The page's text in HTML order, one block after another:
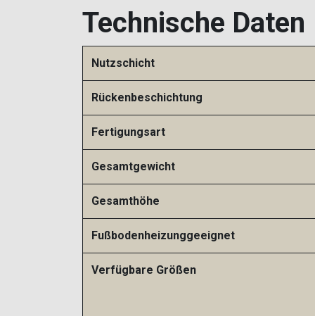
Technische Daten
Nutzschicht
Rückenbeschichtung
Fertigungsart
Gesamtgewicht
Gesamthöhe
Fußbodenheizunggeeignet
Verfügbare Größen